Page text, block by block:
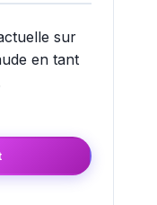
sur
en tant